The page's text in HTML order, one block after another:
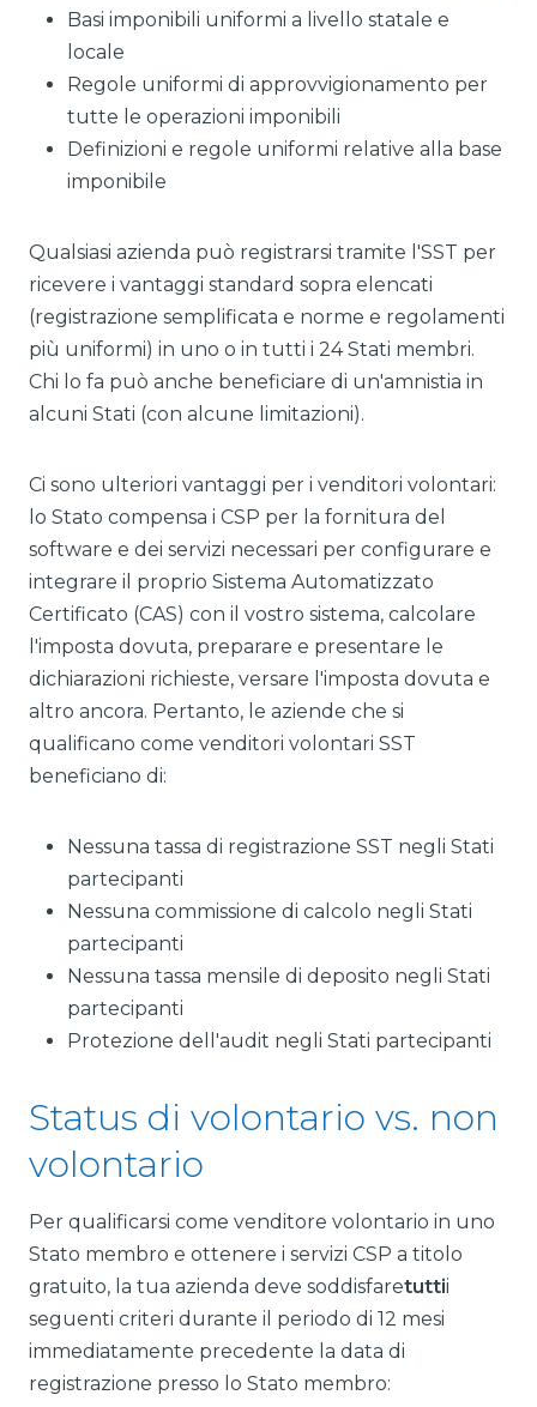
Basi imponibili uniformi a livello statale e
locale
Regole uniformi di approvvigionamento per
tutte le operazioni imponibili
Definizioni e regole uniformi relative alla base
imponibile
Qualsiasi azienda può registrarsi tramite l'SST per
ricevere i vantaggi standard sopra elencati
(registrazione semplificata e norme e regolamenti
più uniformi) in uno o in tutti i 24 Stati membri.
Chi lo fa può anche beneficiare di un'amnistia in
alcuni Stati (con alcune limitazioni).
Ci sono ulteriori vantaggi per i venditori volontari:
lo Stato compensa i CSP per la fornitura del
software e dei servizi necessari per configurare e
integrare il proprio Sistema Automatizzato
Certificato (CAS) con il vostro sistema, calcolare
l'imposta dovuta, preparare e presentare le
dichiarazioni richieste, versare l'imposta dovuta e
altro ancora. Pertanto, le aziende che si
qualificano come venditori volontari SST
beneficiano di:
Nessuna tassa di registrazione SST negli Stati
partecipanti
Nessuna commissione di calcolo negli Stati
partecipanti
Nessuna tassa mensile di deposito negli Stati
partecipanti
Protezione dell'audit negli Stati partecipanti
Status di volontario vs. non
volontario
Per qualificarsi come venditore volontario in uno
Stato membro e ottenere i servizi CSP a titolo
gratuito, la tua azienda deve soddisfaretuttii
seguenti criteri durante il periodo di 12 mesi
immediatamente precedente la data di
registrazione presso lo Stato membro: